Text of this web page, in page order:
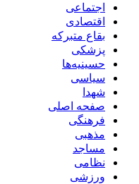
اجتماعی
اقتصادی
بقاع متبرکه
پزشکی
حسینیه‌ها
سیاسی
شهدا
صفحه اصلی
فرهنگی
مذهبی
مساجد
نظامی
ورزشی